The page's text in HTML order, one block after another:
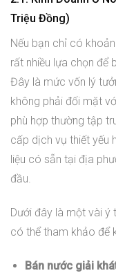
Triệu Đồng)
Nếu bạn chỉ có
rất nhiều lựa chọn để
Đây là mức vốn lý
không phải đối mặt
phù hợp thường tập
cấp dịch vụ thiết yếu
liệu có sẵn tại địa
đầu.
Dưới đây là một vài ý
có thể tham khảo để
Bán nước giải